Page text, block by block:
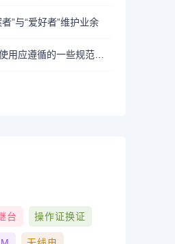
”与“爱好者”维护业余
台 操作证换证